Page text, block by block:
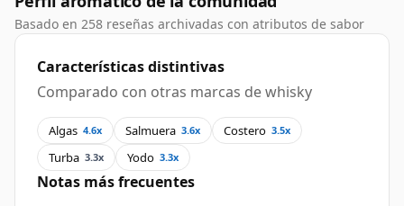
Basado en 258 reseñas archivadas con atributos de sabor
Características distintivas
Comparado con otras marcas de whisky
Algas 4.6x Salmuera 3.6x Costero 3.5x
Turba 3.3x Yodo 3.3x
Notas más frecuentes